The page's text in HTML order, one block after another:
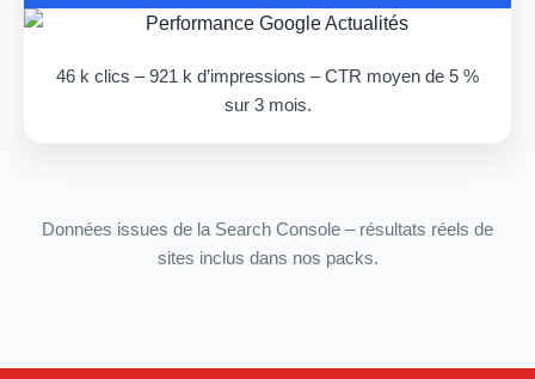
46 k clics – 921 k d’impressions – CTR moyen de 5 %
sur 3 mois.
Données issues de la Search Console – résultats réels de
sites inclus dans nos packs.